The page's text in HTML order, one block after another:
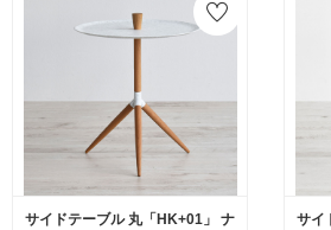
サイドテーブル 丸「HK+01」 ナ
サイ